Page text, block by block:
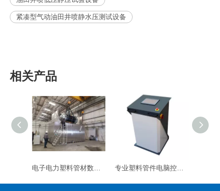
紧凑型气动油田井喷静水压测试设备
相关产品
电子电力塑料管材数字静水压试验设备 专业塑料管件电脑控制静水压测试设备